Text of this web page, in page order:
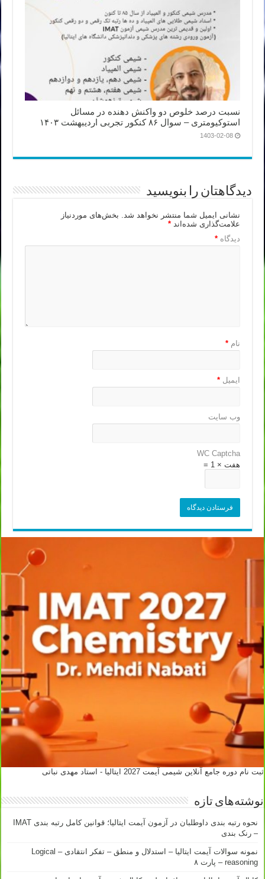
نسبت درصد خلوص دو واکنش دهنده در مسائل
استوکیومتری – سوال ۸۶ کنکور تجربی اردیبهشت ۱۴۰۳
1403-02-08
دیدگاهتان را بنویسید
نشانی ایمیل شما منتشر نخواهد شد. بخش‌های موردنیاز
علامت‌گذاری شده‌اند*
دیدگاه*
نام*
ایمیل*
وب‌ سایت
WC Captcha
هفت × 1 =
ثبت نام دوره جامع آنلاین شیمی آیمت 2027 ایتالیا - استاد مهدی نباتی
نوشته‌های تازه
نحوه رتبه بندی داوطلبان در آزمون آیمت ایتالیا؛ قوانین کامل رتبه بندی IMAT
– رنک بندی
نمونه سوالات آیمت ایتالیا – استدلال و منطق – تفکر انتقادی – Logical
reasoning – پارت ۸